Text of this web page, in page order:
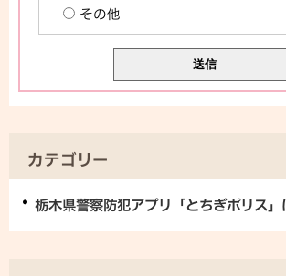
その他
カテゴリー
栃木県警察防犯アプリ「とちぎポリス」